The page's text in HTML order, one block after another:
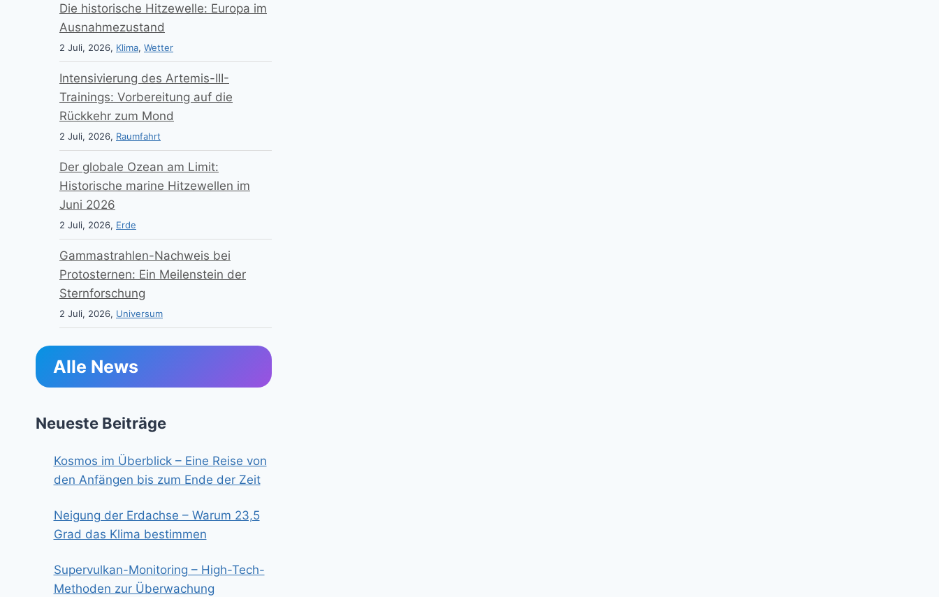
Die historische Hitzewelle: Europa im
Ausnahmezustand
2 Juli, 2026, Klima, Wetter
Intensivierung des Artemis-III-
Trainings: Vorbereitung auf die
Rückkehr zum Mond
2 Juli, 2026, Raumfahrt
Der globale Ozean am Limit:
Historische marine Hitzewellen im
Juni 2026
2 Juli, 2026, Erde
Gammastrahlen-Nachweis bei
Protosternen: Ein Meilenstein der
Sternforschung
2 Juli, 2026, Universum
Alle News
Neueste Beiträge
Kosmos im Überblick – Eine Reise von
den Anfängen bis zum Ende der Zeit
Neigung der Erdachse – Warum 23,5
Grad das Klima bestimmen
Supervulkan-Monitoring – High-Tech-
Methoden zur Überwachung